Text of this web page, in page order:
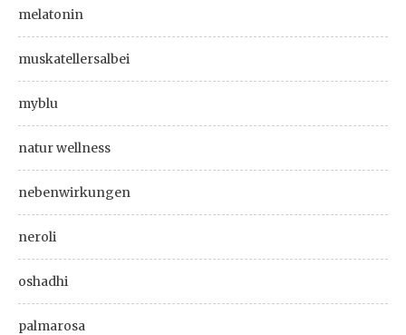
melatonin
muskatellersalbei
myblu
natur wellness
nebenwirkungen
neroli
oshadhi
palmarosa